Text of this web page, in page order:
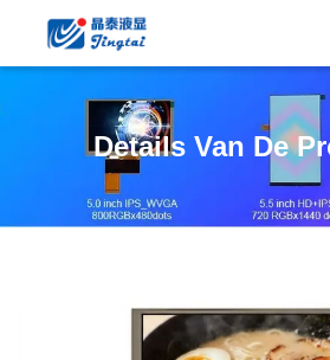
Details Van De